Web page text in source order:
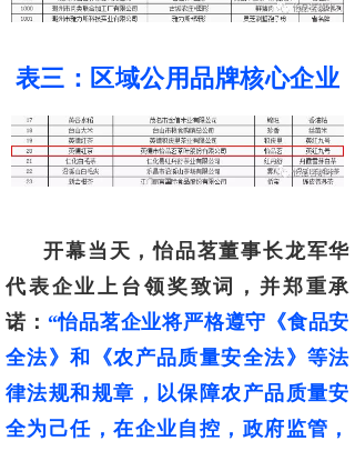
表三：区域公用品牌核心企业
开幕当天，怡品茗董事长龙军华
代表企业上台领奖致词，并郑重承
诺： “怡品茗企业将严格遵守《食品安
全法》和《农产品质量安全法》等法
律法规和规章， 以保障农产品质量安
全为己任，在企业自控，政府监管，